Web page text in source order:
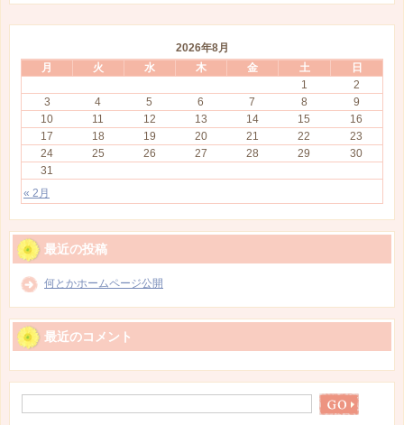
2026年8月
月
火 水 木 金 土 日
« 2月
1
2
3
4 5 6 7 8
9
10
11 12 13 14 15
16
17
18 19 20 21 22
23
24
25 26 27 28 29
30
31
最近の投稿
何とかホームページ公開
最近のコメント